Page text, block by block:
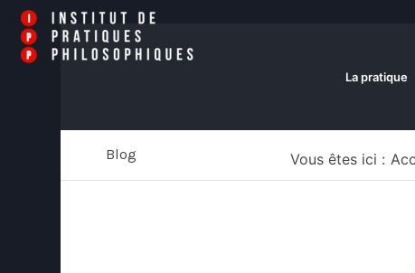
La pratique
Blog Vous êtes ici :